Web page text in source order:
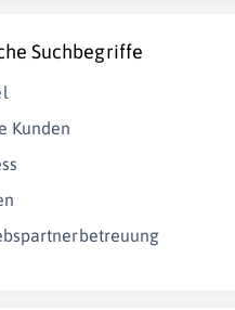
Suchbegriffe
Kunden